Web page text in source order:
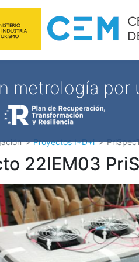
metrología por
Proyectos I+D+i
22IEM03